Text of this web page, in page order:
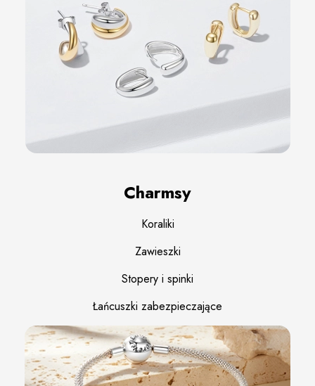
Charmsy
Koraliki
Zawieszki
Stopery i spinki
Łańcuszki zabezpieczające